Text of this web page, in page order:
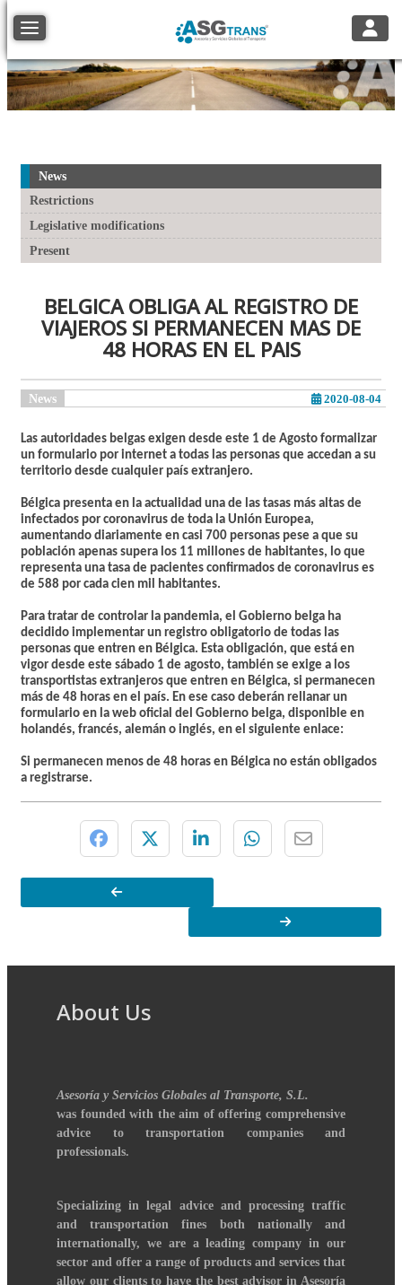
Toggle navigation
News
Restrictions
Legislative modifications
Present
BELGICA OBLIGA AL REGISTRO DE
VIAJEROS SI PERMANECEN MAS DE
48 HORAS EN EL PAIS
News 2020-08-04
Las autoridades belgas exigen desde este 1 de Agosto formalizar
un formulario por internet a todas las personas que accedan a su
territorio desde cualquier país extranjero.
Bélgica presenta en la actualidad una de las tasas más altas de
infectados por coronavirus de toda la Unión Europea,
aumentando diariamente en casi 700 personas pese a que su
población apenas supera los 11 millones de habitantes, lo que
representa una tasa de pacientes confirmados de coronavirus es
de 588 por cada cien mil habitantes.
Para tratar de controlar la pandemia, el Gobierno belga ha
decidido implementar un registro obligatorio de todas las
personas que entren en Bélgica. Esta obligación, que está en
vigor desde este sábado 1 de agosto, también se exige a los
transportistas extranjeros que entren en Bélgica, si permanecen
más de 48 horas en el país. En ese caso deberán rellanar un
formulario en la web oficial del Gobierno belga, disponible en
holandés, francés, alemán o inglés, en el siguiente enlace:
Si permanecen menos de 48 horas en Bélgica no están obligados
a registrarse.
About Us
Asesoría y Servicios Globales al Transporte, S.L.
was founded with the aim of offering comprehensive
advice to transportation companies and
professionals.
Specializing in legal advice and processing traffic
and transportation fines both nationally and
internationally, we are a leading company in our
sector and offer a range of products and services that
allow our clients to have the best advisor in Asesoría